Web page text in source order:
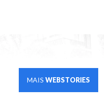
MAIS WEBSTORIES